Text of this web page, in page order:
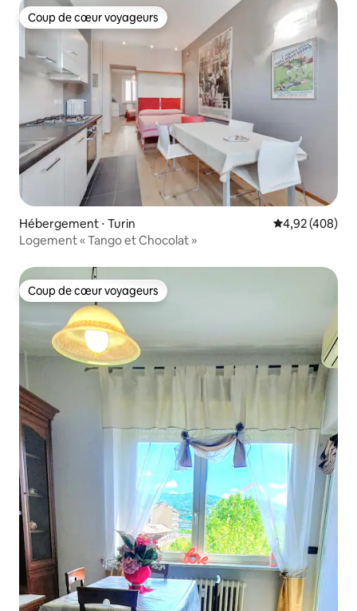
Coup de cœur voyageurs
Coup de cœur voyageurs
Hébergement ⋅ Turin Évaluation
4,92 (408)
Logement « Tango et Chocolat »
Coup de cœur voyageurs
Coup de cœur voyageurs